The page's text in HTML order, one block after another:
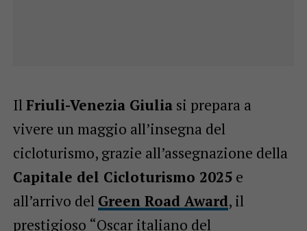
Il Friuli-Venezia Giuliasi prepara a
vivere un maggio all’insegna del
cicloturismo, grazie all’assegnazione della
Capitale del Cicloturismo 2025 e
all’arrivo del Green Road Award, il
prestigioso “Oscar italiano del